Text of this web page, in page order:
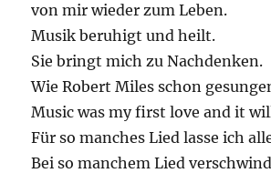
von mir wieder zum Leben.
Musik beruhigt und heilt.
Sie bringt mich zu Nachdenken.
Wie Robert Miles schon
Music was my first love and it
Für so manches Lied lasse ich
Bei so manchem Lied